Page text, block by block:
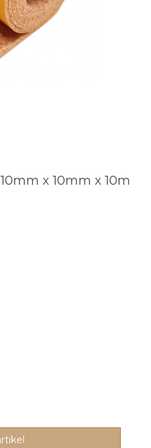
x 10mm x 10m